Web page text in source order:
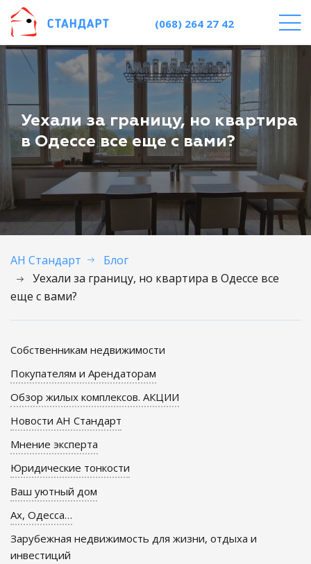
(068) 264 27 42
Уехали за границу, но квартира
в Одессе все еще с вами?
АН Стандарт
Блог
Уехали за границу, но квартира в Одессе все
еще с вами?
Собственникам недвижимости
Покупателям и Арендаторам
Обзор жилых комплексов. АКЦИИ
Новости АН Стандарт
Мнение эксперта
Юридические тонкости
Ваш уютный дом
Ах, Одесса…
Зарубежная недвижимость для жизни, отдыха и
инвестиций